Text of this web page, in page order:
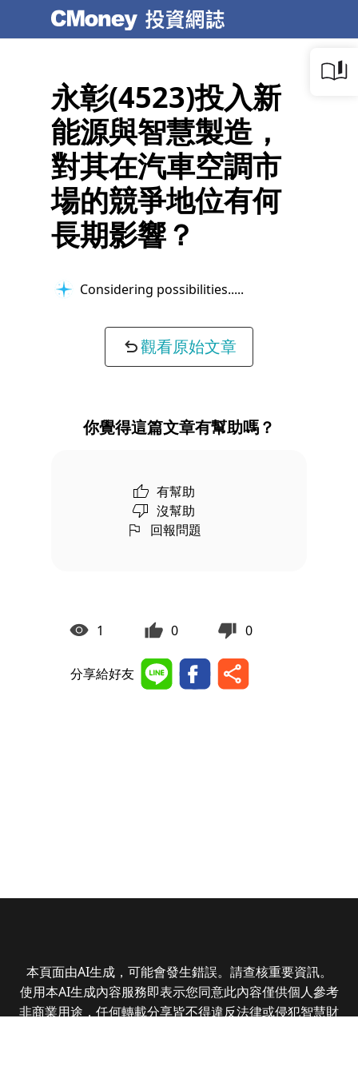
永彰(4523)投入新
能源與智慧製造，
對其在汽車空調市
場的競爭地位有何
長期影響？
Ensuring logical consistency...
觀看原始文章
你覺得這篇文章有幫助嗎？
有幫助
沒幫助
回報問題
1 0 0
分享給好友
本頁面由AI生成，可能會發生錯誤。請查核重要資訊。
使用本AI生成內容服務即表示您同意此內容僅供個人參考
非商業用途，任何轉載分享皆不得違反法律或侵犯智慧財